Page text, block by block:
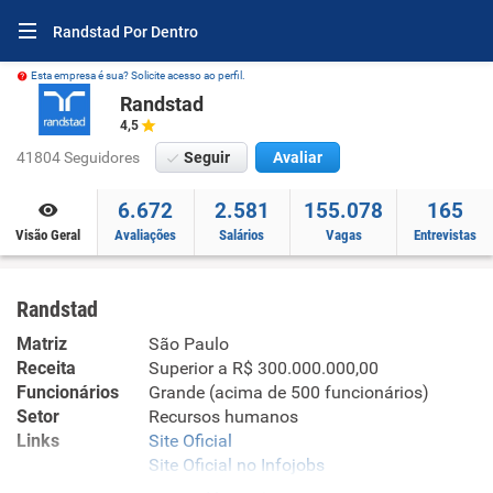
Randstad Por Dentro
Esta empresa é sua? Solicite acesso ao perfil.
Randstad
4,5
41804 Seguidores Seguir Avaliar
Visão Geral
6.672
Avaliações
2.581
Salários
155.078
Vagas
165
Entrevistas
Randstad
Matriz
São Paulo
Receita
Superior a R$ 300.000.000,00
Funcionários
Grande (acima de 500 funcionários)
Setor
Recursos humanos
Links
Site Oficial
Site Oficial no Infojobs